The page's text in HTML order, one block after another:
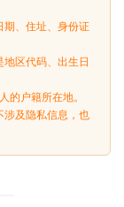
期、住址、身份证
区代码、出生日
的户籍所在地。
涉及隐私信息，也